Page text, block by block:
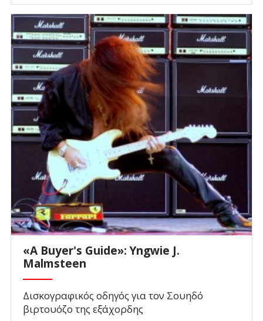
«A Buyer's Guide»: Yngwie J.
Malmsteen
Δισκογραφικός οδηγός για τον Σουηδό
βιρτουόζο της εξάχορδης